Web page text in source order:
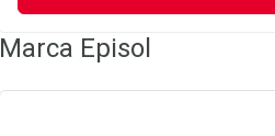
Marca Episol